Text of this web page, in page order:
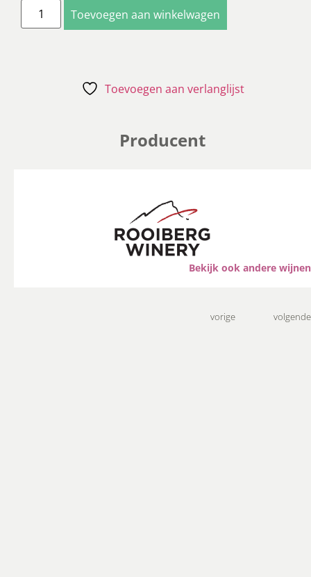
Toevoegen aan winkelwagen
Toevoegen aan verlanglijst
Producent
Bekijk ook andere wijnen
vorige volgende